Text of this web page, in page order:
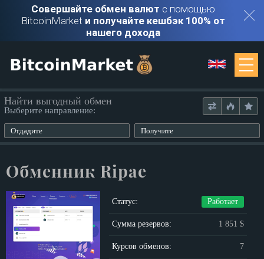
Совершайте обмен валют с помощью
BitcoinMarket и получайте кешбэк 100% от
нашего дохода
Обменники
Найти выгодный обмен
Выберите направление:
Отдадите Получите
Обменник Ripae
Статус: Работает
Сумма резервов: 1 851 $
Курсов обменов: 7